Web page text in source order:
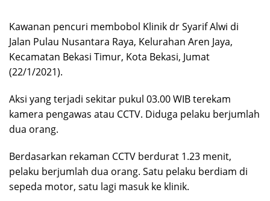
Kawanan pencuri membobol Klinik dr Syarif Alwi di
Jalan Pulau Nusantara Raya, Kelurahan Aren Jaya,
Kecamatan Bekasi Timur, Kota Bekasi, Jumat
(22/1/2021).
Aksi yang terjadi sekitar pukul 03.00 WIB terekam
kamera pengawas atau CCTV. Diduga pelaku berjumlah
dua orang.
Berdasarkan rekaman CCTV berdurat 1.23 menit,
pelaku berjumlah dua orang. Satu pelaku berdiam di
sepeda motor, satu lagi masuk ke klinik.